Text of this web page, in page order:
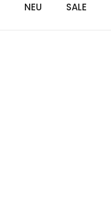
NEU SALE